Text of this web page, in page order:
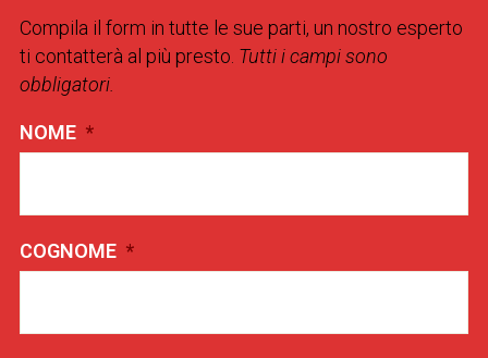
Compila il form in tutte le sue parti, un nostro esperto
ti contatterà al più presto. Tutti i campi sono
obbligatori.
NOME *
COGNOME *